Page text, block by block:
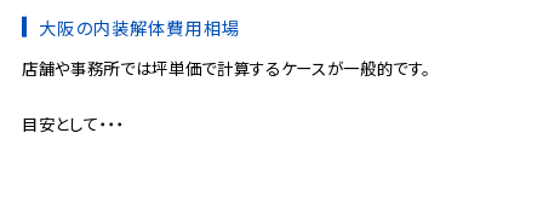
大阪の内装解体費用相場
店舗や事務所では坪単価で計算するケースが一般的です。
目安として・・・